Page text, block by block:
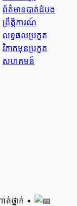
ព័ត៌មានបាត់ដំបង
ព្រឹត្តិការណ៍
លទ្ធផលប្រកួត
វិភាគមុនប្រកួត
សហគមន៍
ថ្នាក់ •